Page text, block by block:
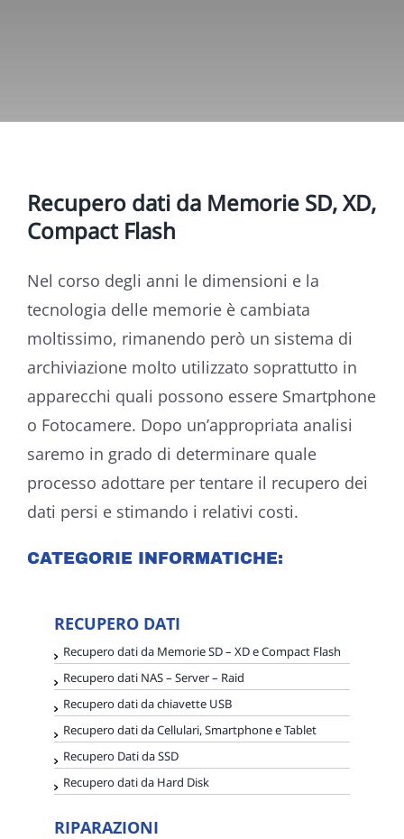
Recupero dati da Memorie SD, XD,
Compact Flash
Nel corso degli anni le dimensioni e la
tecnologia delle memorie è cambiata
moltissimo, rimanendo però un sistema di
archiviazione molto utilizzato soprattutto in
apparecchi quali possono essere Smartphone
o Fotocamere. Dopo un’appropriata analisi
saremo in grado di determinare quale
processo adottare per tentare il recupero dei
dati persi e stimando i relativi costi.
CATEGORIE INFORMATICHE:
RECUPERO DATI
Recupero dati da Memorie SD – XD e Compact Flash
Recupero dati NAS – Server – Raid
Recupero dati da chiavette USB
Recupero dati da Cellulari, Smartphone e Tablet
Recupero Dati da SSD
Recupero dati da Hard Disk
RIPARAZIONI